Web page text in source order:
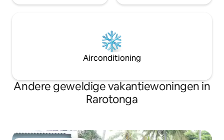
Airconditioning
Andere geweldige vakantiewoningen in
Rarotonga